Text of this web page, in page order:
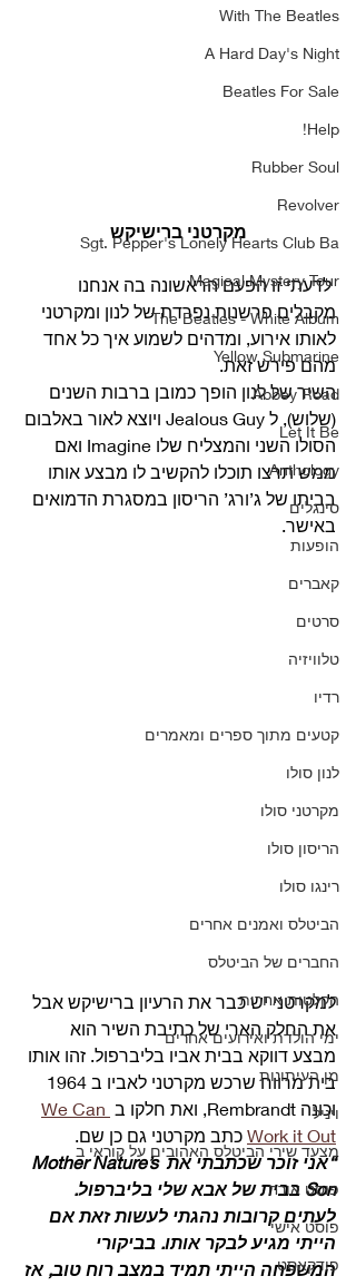
With The Beatles
A Hard Day's Night
Beatles For Sale
Help!
Rubber Soul
Revolver
Sgt. Pepper's Lonely Hearts Club Ba
Magical Mystery Tour
The Beatles - White Album
Yellow Submarine
Abbey Road
Let It Be
Anthology
סינגלים
הופעות
קאברים
סרטים
טלוויזיה
רדיו
קטעים מתוך ספרים ומאמרים
לנון סולו
מקרטני סולו
הריסון סולו
רינגו סולו
הביטלס ואמנים אחרים
החברים של הביטלס
הקלטות אחרות
ימי הולדת ואירועים אחרים
מן העיתונות
ויניל
מצעד שירי הביטלס האהובים על קוראי ב
פוסט אורח
פוסט אישי
פודקאסט
מקרטני ברישיקש
לדעתי זו הפעם הראשונה בה אנחנו
מקבלים פרשנות נפרדת של לנון ומקרטני
לאותו אירוע, ומדהים לשמוע איך כל אחד
מהם פירש זאת.
השיר של לנון הופך כמובן ברבות השנים
(שלוש), ל Jealous Guy ויוצא לאור באלבום
הסולו השני והמצליח שלו Imagine ואם
ממש תרצו תוכלו להקשיב לו מבצע אותו
בביתו של ג’ורג’ הריסון במסגרת הדמואים
באישר.
למקרטני יש כבר את הרעיון ברישיקש אבל
את החלק הארי של כתיבת השיר הוא
מבצע דווקא בבית אביו בליברפול. זהו אותו
וכונה Rembrandt, ואת חלקו ב
We Can
Work it Out כתב מקרטני גם כן שם.
“אני זוכר שכתבתי את Mother Nature’s
Son בבית של אבא שלי בליברפול.
לעתים קרובות נהגתי לעשות זאת אם
הייתי מגיע לבקר אותו. בביקורי
המשפחה הייתי תמיד במצב רוח טוב, אז